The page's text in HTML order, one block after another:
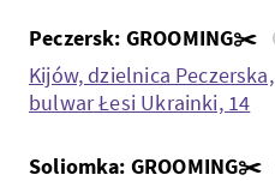
Peczersk: GROOMING✂️
Kijów, dzielnica Peczerska,
bulwar Łesi Ukrainki, 14
Soliomka: GROOMING✂️